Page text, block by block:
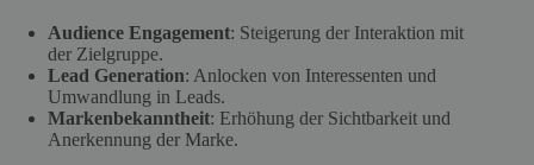
Audience Engagement: Steigerung der Interaktion mit
der Zielgruppe.
Lead Generation: Anlocken von Interessenten und
Umwandlung in Leads.
Markenbekanntheit: Erhöhung der Sichtbarkeit und
Anerkennung der Marke.